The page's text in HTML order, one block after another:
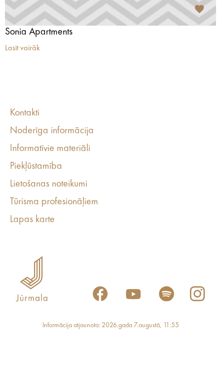
Sonia Apartments
Lasīt vairāk
Kontakti
Noderīga informācija
Informatīvie materiāli
Piekļūstamība
Lietošanas noteikumi
Tūrisma profesionāļiem
Lapas karte
Informācija atjaunota: 2026.gada 7.augustā, 11:55